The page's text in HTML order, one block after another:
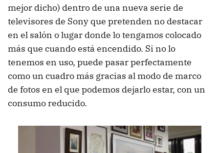
mejor dicho) dentro de una nueva serie de
televisores de Sony que pretenden no destacar
en el salón o lugar donde lo tengamos colocado
más que cuando está encendido. Si no lo
tenemos en uso, puede pasar perfectamente
como un cuadro más gracias al modo de marco
de fotos en el que podemos dejarlo estar, con un
consumo reducido.